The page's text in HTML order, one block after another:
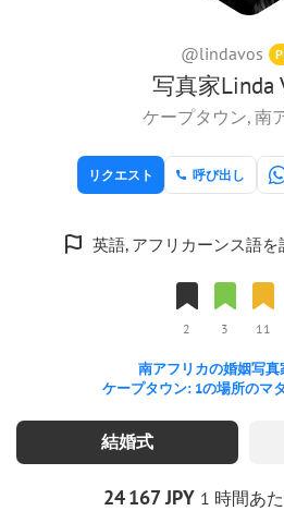
写真家Linda
@lindavos
ケープタウン, 南
リクエスト 呼び出し
英語, アフリカーンス語
2 3 11
南アフリカの婚姻写真
ケープタウン: 1の場所のマ
結婚式
24167 JPY 1 時間あ